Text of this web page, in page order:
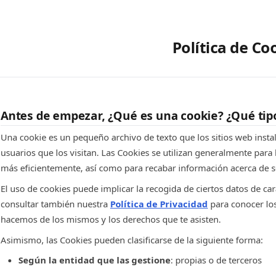
Política de
Antes de empezar, ¿Qué es una cookie? ¿Qué
Una cookie es un pequeño archivo de texto que los sitios web
usuarios que los visitan. Las Cookies se utilizan generalmente
más eficientemente, así como para recabar información acerca de
El uso de cookies puede implicar la recogida de ciertos datos de
consultar también nuestra Política de Privacidad para conocer
hacemos de los mismos y los derechos que te asisten.
Asimismo, las Cookies pueden clasificarse de la siguiente forma:
Según la entidad que las gestione: propias o de terceros